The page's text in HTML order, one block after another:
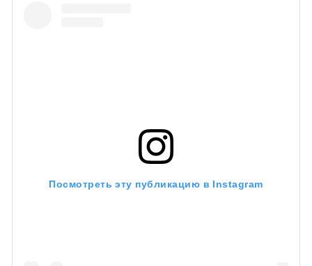
Посмотреть эту публикацию в Instagram